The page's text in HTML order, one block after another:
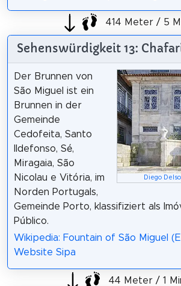
414 Meter / 5
Sehenswürdigkeit 13:
Diego Delso
Der Brunnen von
São Miguel ist ein
Brunnen in der
Gemeinde
Cedofeita, Santo
Ildefonso, Sé,
Miragaia, São
Nicolau e Vitória, im
Norden Portugals,
Gemeinde Porto, klassifiziert als
Público.
Wikipedia: Fountain of São Miguel
Website Sipa
44 Meter / 1